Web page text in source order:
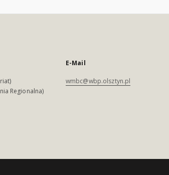
Regionalna)
E-Mail
wmbc@wbp.olsztyn.pl